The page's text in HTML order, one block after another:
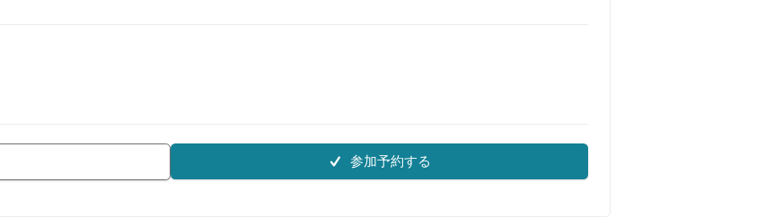
参加予約する